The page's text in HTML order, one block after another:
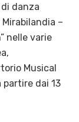
danza
–
nelle varie
Musical
partire dai 13